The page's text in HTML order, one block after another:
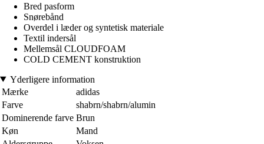
Bred pasform
Snørebånd
Overdel i læder og syntetisk materiale
Textil indersål
Mellemsål CLOUDFOAM
COLD CEMENT konstruktion
Yderligere information
Mærke
adidas
Farve
shabrn/shabrn/alumin
Dominerende farve Brun
Køn
Mand